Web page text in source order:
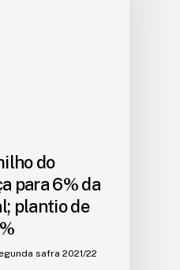
do
para 6% da
plantio de
safra 2021/22